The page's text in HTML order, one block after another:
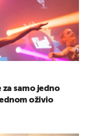
za samo jedno
oživio